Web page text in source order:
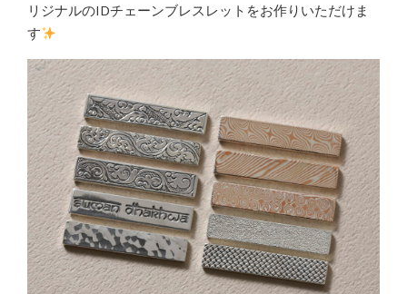
リジナルのIDチェーンブレスレットをお作りいただけま
す